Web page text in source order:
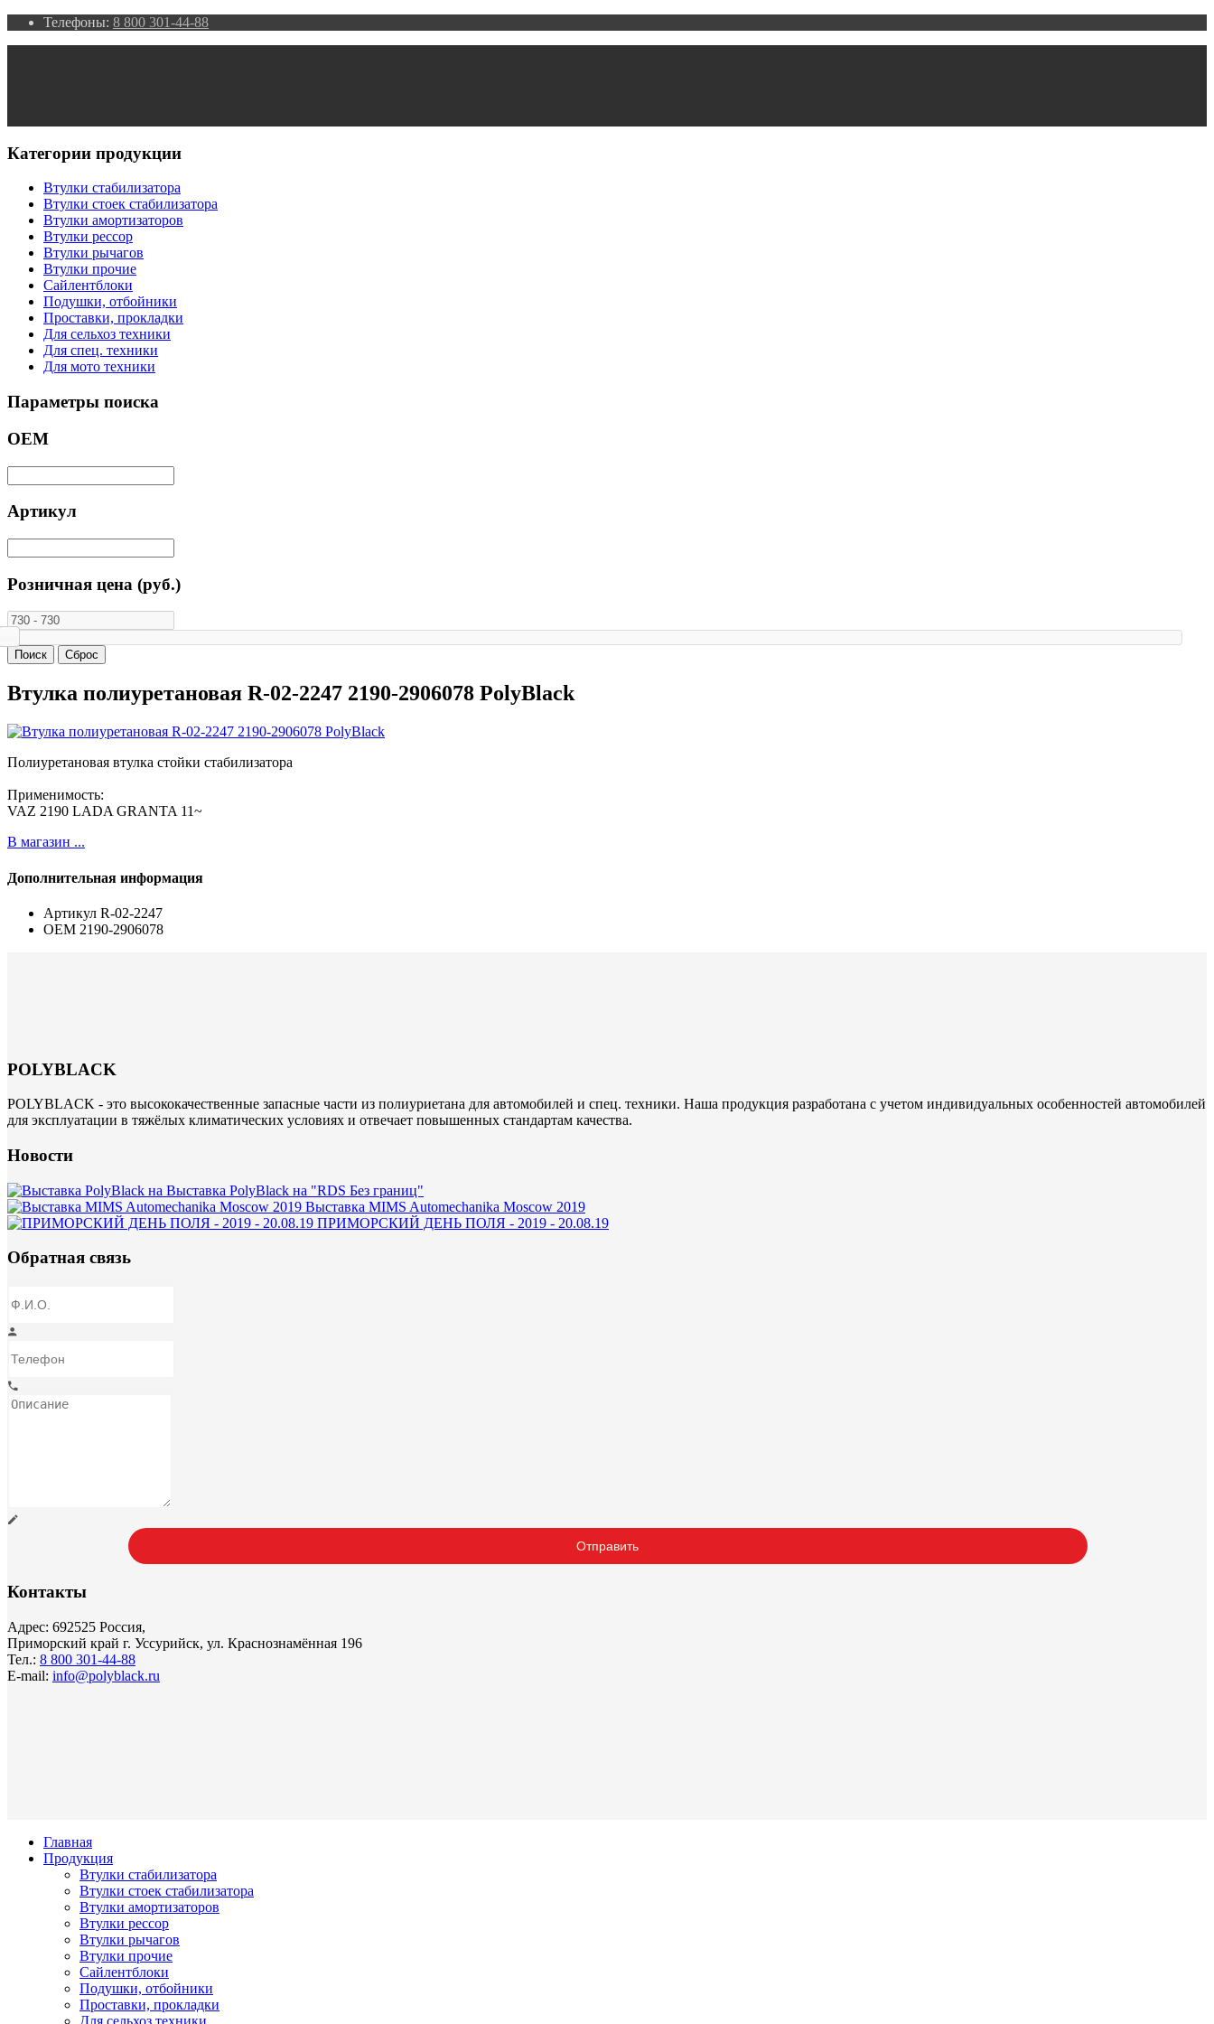
Телефоны: 8 800 301-44-88
Категории продукции
Втулки стабилизатора
Втулки стоек стабилизатора
Втулки амортизаторов
Втулки рессор
Втулки рычагов
Втулки прочие
Сайлентблоки
Подушки, отбойники
Проставки, прокладки
Для сельхоз техники
Для спец. техники
Для мото техники
Параметры поиска
ОЕМ
Артикул
Розничная цена (руб.)
Втулка полиуретановая R-02-2247 2190-2906078 PolyBlack
Полиуретановая втулка стойки стабилизатора
Применимость:
VAZ 2190 LADA GRANTA 11~
В магазин ...
Дополнительная информация
Артикул R-02-2247
ОЕМ 2190-2906078
POLYBLACK
POLYBLACK - это высококачественные запасные части из полиуриетана для автомобилей и спец. техники. Наша продукция разработана с учетом индивидуальных особенностей автомобилей
для эксплуатации в тяжёлых климатических условиях и отвечает повышенных стандартам качества.
Новости
Выставка PolyBlack на "RDS Без границ"
Выставка MIMS Automechanika Moscow 2019
ПРИМОРСКИЙ ДЕНЬ ПОЛЯ - 2019 - 20.08.19
Обратная связь
Контакты
Адрес: 692525 Россия,
Приморский край г. Уссурийск, ул. Краснознамённая 196
Тел.: 8 800 301-44-88
E-mail: info@polyblack.ru
Главная
Продукция
Втулки стабилизатора
Втулки стоек стабилизатора
Втулки амортизаторов
Втулки рессор
Втулки рычагов
Втулки прочие
Сайлентблоки
Подушки, отбойники
Проставки, прокладки
Для сельхоз техники